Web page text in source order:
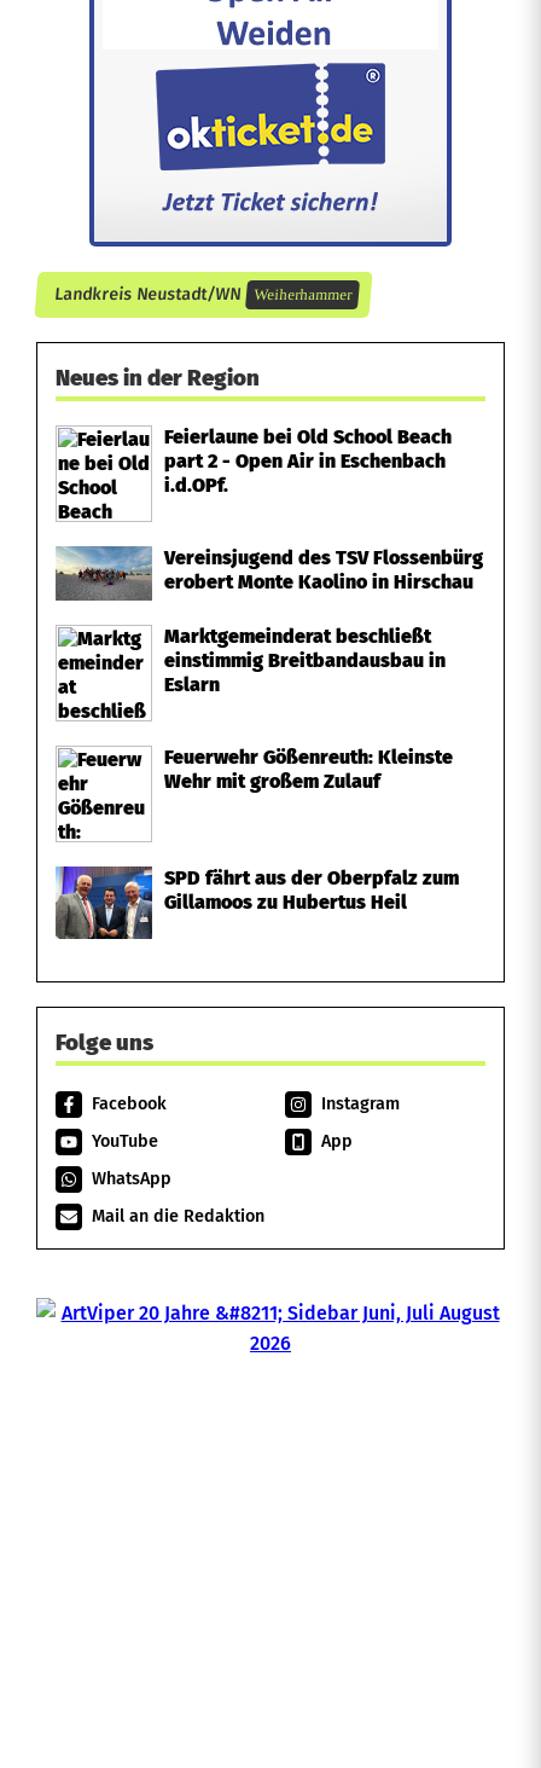
n
W
m
m
Landkreis Neustadt/WN Weiherhammer
Neues in der Region
Feierlaune bei Old School Beach
part 2 - Open Air in Eschenbach
i.d.OPf.
Vereinsjugend des TSV Flossenbürg
erobert Monte Kaolino in Hirschau
Marktgemeinderat beschließt
einstimmig Breitbandausbau in
Eslarn
Feuerwehr Gößenreuth: Kleinste
Wehr mit großem Zulauf
SPD fährt aus der Oberpfalz zum
Gillamoos zu Hubertus Heil
Folge uns
Facebook
Instagram
YouTube
App
WhatsApp
Mail an die Redaktion